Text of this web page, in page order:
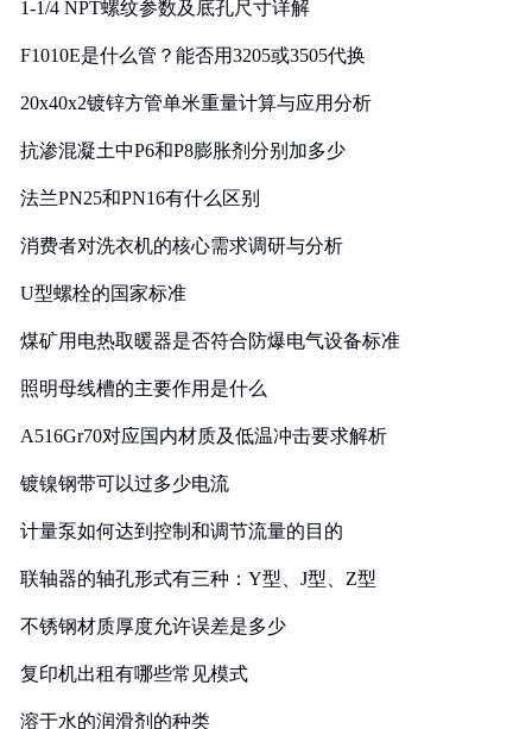
1-1/4 NPT螺纹参数及底孔尺寸详解
F1010E是什么管？能否用3205或3505代换
20x40x2镀锌方管单米重量计算与应用分析
抗渗混凝土中P6和P8膨胀剂分别加多少
法兰PN25和PN16有什么区别
消费者对洗衣机的核心需求调研与分析
U型螺栓的国家标准
煤矿用电热取暖器是否符合防爆电气设备标准
照明母线槽的主要作用是什么
A516Gr70对应国内材质及低温冲击要求解析
镀镍钢带可以过多少电流
计量泵如何达到控制和调节流量的目的
联轴器的轴孔形式有三种：Y型、J型、Z型
不锈钢材质厚度允许误差是多少
复印机出租有哪些常见模式
溶于水的润滑剂的种类